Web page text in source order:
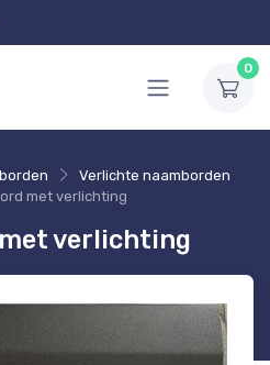
0
Verlichte naamborden
met verlichting
verlichting